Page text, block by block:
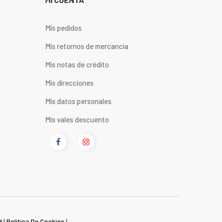
Mis pedidos
Mis retornos de mercancia
Mis notas de crédito
Mis direcciones
Mis datos personales
Mis vales descuento